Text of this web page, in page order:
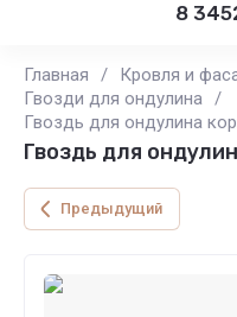
8
Главная / Кровля и
Гвозди для ондулина /
Гвоздь для ондулина
Гвоздь для
Предыдущий